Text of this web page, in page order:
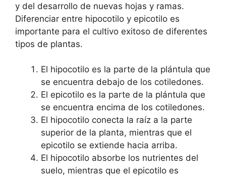
y del desarrollo de nuevas hojas y ramas.
Diferenciar entre hipocotilo y epicotilo es
importante para el cultivo exitoso de diferentes
tipos de plantas.
El hipocotilo es la parte de la plántula que
se encuentra debajo de los cotiledones.
El epicotilo es la parte de la plántula que
se encuentra encima de los cotiledones.
El hipocotilo conecta la raíz a la parte
superior de la planta, mientras que el
epicotilo se extiende hacia arriba.
El hipocotilo absorbe los nutrientes del
suelo, mientras que el epicotilo es